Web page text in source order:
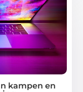
kampen en